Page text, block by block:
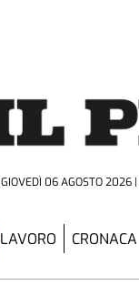
GIOVEDÌ 06 AGOSTO 2026
LAVORO CRONACA